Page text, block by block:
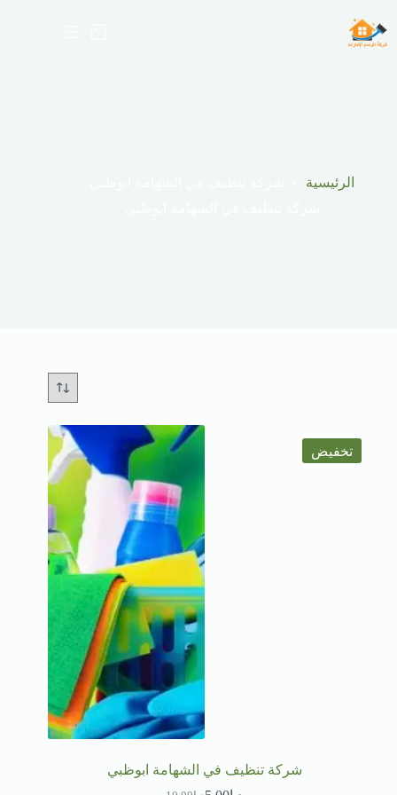
إلى
المحتوى
الرئيسية
تخفيض
شركة تنظيف في الشهامة ابوظبي